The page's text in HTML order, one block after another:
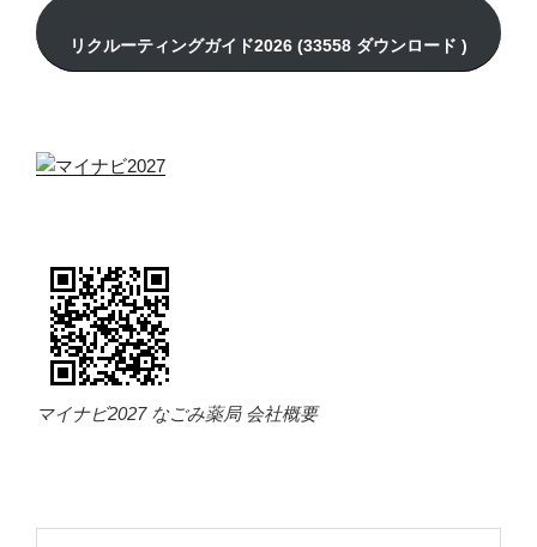
マイナビ2027 なごみ薬局 会社概要